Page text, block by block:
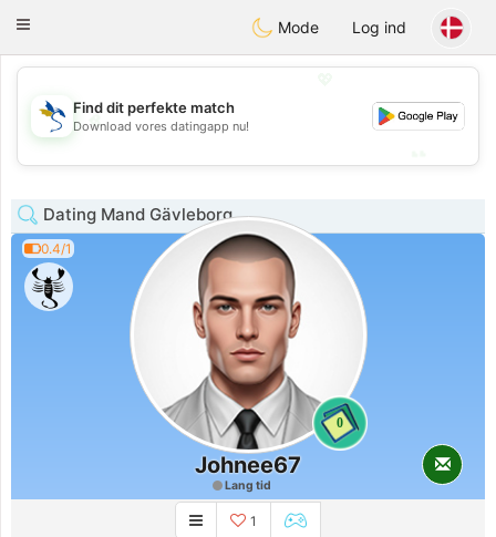
SvenskaDating
Toggle
Mode Log ind
💖
💕
Find dit perfekte match
Download vores datingapp nu!
Dating Mand Gävleborg
0.4/1
0
Johnee67
Lang tid
1